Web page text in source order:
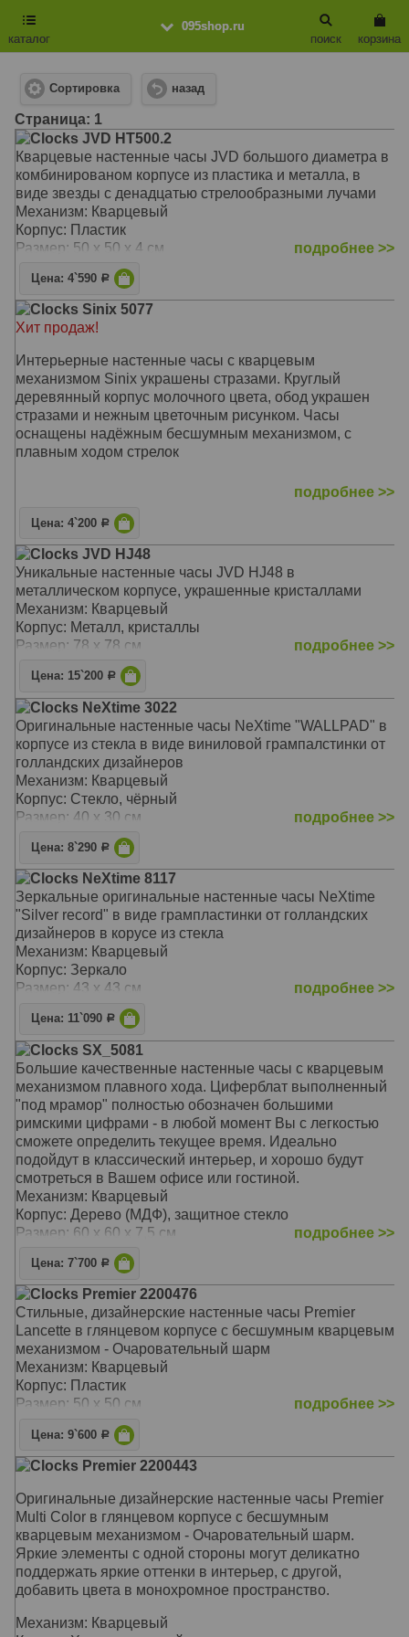
095shop.ru
каталог
корзина
поиск
Сортировка назад
Cтраница: 1
Clocks JVD HT500.2
Кварцевые настенные часы JVD большого диаметра в
комбинированом корпусе из пластика и металла, в
виде звезды с денадцатью стрелообразными лучами
Механизм: Кварцевый
Корпус: Пластик
Размер: 50 х 50 х 4 см
подробнее >>
Цена: 4`590 Р
Clocks Sinix 5077
Хит продаж!
Интерьерные настенные часы с кварцевым
механизмом Sinix украшены стразами. Круглый
деревянный корпус молочного цвета, обод украшен
стразами и нежным цветочным рисунком. Часы
оснащены надёжным бесшумным механизмом, с
плавным ходом стрелок
Подарок на День святого Валентина ( День
Механизм: Кварцевый с плавным ходом
Корпус: MDF
Размер: 35 х 35 х 5 см
подробнее >>
Цена: 4`200 Р
Clocks JVD HJ48
Уникальные настенные часы JVD HJ48 в
металлическом корпусе, украшенные кристаллами
Механизм: Кварцевый
Корпус: Металл, кристаллы
Размер: 78 х 78 см
подробнее >>
Цена: 15`200 Р
Clocks NeXtime 3022
Оригинальные настенные часы NeXtime "WALLPAD" в
корпусе из стекла в виде виниловой грампалстинки от
голландских дизайнеров
Механизм: Кварцевый
Корпус: Стекло, чёрный
Размер: 40 х 30 см
подробнее >>
Цена: 8`290 Р
Clocks NeXtime 8117
Зеркальные оригинальные настенные часы NeXtime
"Silver record" в виде грампластинки от голландских
дизайнеров в корусе из стекла
Механизм: Кварцевый
Корпус: Зеркало
Размер: 43 х 43 см
подробнее >>
Цена: 11`090 Р
Clocks SX_5081
Большие качественные настенные часы с кварцевым
механизмом плавного хода. Циферблат выполненный
"под мрамор" полностью обозначен большими
римскими цифрами - в любой момент Вы с легкостью
сможете определить текущее время. Идеально
подойдут в классический интерьер, и хорошо будут
смотреться в Вашем офисе или гостиной.
Механизм: Кварцевый
Корпус: Дерево (МДФ), защитное стекло
Размер: 60 х 60 х 7,5 см
подробнее >>
Цена: 7`700 Р
Clocks Premier 2200476
Стильные, дизайнерские настенные часы Premier
Lancette в глянцевом корпусе с бесшумным кварцевым
механизмом - Очаровательный шарм
Механизм: Кварцевый
Корпус: Пластик
Размер: 50 х 50 см
подробнее >>
Цена: 9`600 Р
Clocks Premier 2200443
Оригинальные дизайнерские настенные часы Premier
Multi Color в глянцевом корпусе с бесшумным
кварцевым механизмом - Очаровательный шарм.
Яркие элементы с одной стороны могут деликатно
поддержать яркие оттенки в интерьер, с другой,
добавить цвета в монохромное пространство.
Механизм: Кварцевый